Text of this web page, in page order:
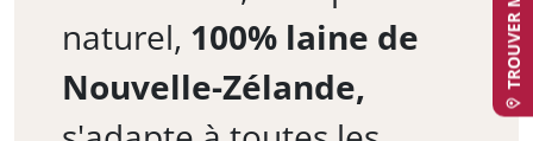
naturel, 100% laine de
Nouvelle-Zélande,